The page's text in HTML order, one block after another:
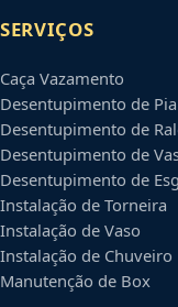
SERVIÇOS
Caça Vazamento
Desentupimento de Pia
Desentupimento de
Desentupimento de
Desentupimento de
Instalação de Torneira
Instalação de Vaso
Instalação de Chuveiro
Manutenção de Box